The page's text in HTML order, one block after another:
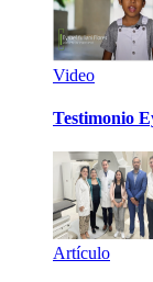
Video
Testimonio
Artículo